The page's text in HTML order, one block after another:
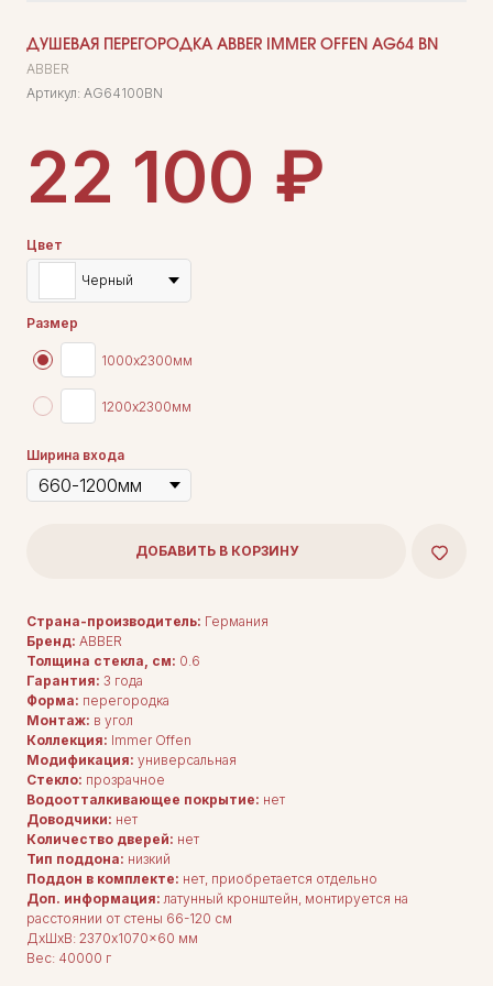
ДУШЕВАЯ ПЕРЕГОРОДКА ABBER IMMER OFFEN AG64 BN
ABBER
Артикул: AG64100BN
22 100 ₽
Цвет
Черный
Размер
1000х2300мм
1200х2300мм
Ширина входа
ДОБАВИТЬ В КОРЗИНУ
Страна-производитель: Германия
Бренд: ABBER
Толщина стекла, см: 0.6
Гарантия: 3 года
Форма: перегородка
Монтаж: в угол
Коллекция: Immer Offen
Модификация: универсальная
Стекло: прозрачное
Водоотталкивающее покрытие: нет
Доводчики: нет
Количество дверей: нет
Тип поддона: низкий
Поддон в комплекте: нет, приобретается отдельно
Доп. информация: латунный кронштейн, монтируется на
расстоянии от стены 66-120 см
ДxШxВ: 2370x1070x60 мм
Вес: 40000 г